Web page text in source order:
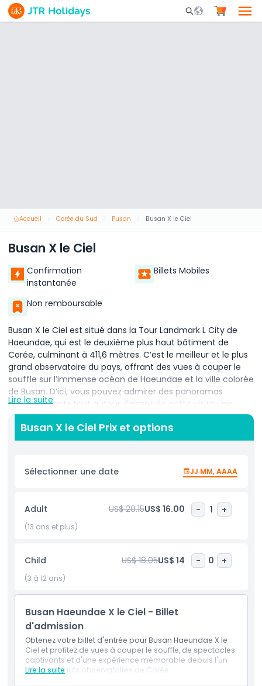
Mobile Search
Accueil Corée du Sud Pusan Busan X le Ciel
Busan X le Ciel
Confirmation
instantanée
Billets Mobiles
Non remboursable
Busan X le Ciel est situé dans la Tour Landmark L City de
Haeundae, qui est le deuxième plus haut bâtiment de
Corée, culminant à 411,6 mètres. C’est le meilleur et le plus
grand observatoire du pays, offrant des vues à couper le
souffle sur l’immense océan de Haeundae et la ville colorée
de Busan. D’ici, vous pouvez admirer des panoramas
époustouflants tout autour, faisant de cette visite une
expérience inoubliable.
Mais Busan X le Ciel n’est pas un simple observatoire. Il
encore plus intéressante et divertissante. Vous pouvez
restaurants à l’intérieur, ce qui enrichit l’expérience. Ce
n’est pas seulement un lieu pour faire du tourisme – c’est
l’endroit idéal pour un rendez-vous romantique, où vous
Que vous soyez en famille, entre amis ou en couple, Busan
X le Ciel offre quelque chose pour tout le monde. Ne
manquez pas l’occasion de visiter ce lieu incroyable et
d’admirer les vues magnifiques sur Busan depuis les
hauteurs.
Points forts
Lire la suite
Busan X le Ciel Prix et options
Sélectionner une date JJ MM, AAAA
Adult US$ 20.15US$ 16.00 - 1 +
(13 ans et plus)
Child US$ 18.05US$ 14 - 0 +
(3 à 12 ans)
Busan Haeundae X le Ciel - Billet
d'admission
Obtenez votre billet d'entrée pour Busan Haeundae X le
Ciel et profitez de vues à couper le souffle, de spectacles
captivants et d'une expérience mémorable depuis l'un
des plus hauts observatoires de Corée.
Lire la suite